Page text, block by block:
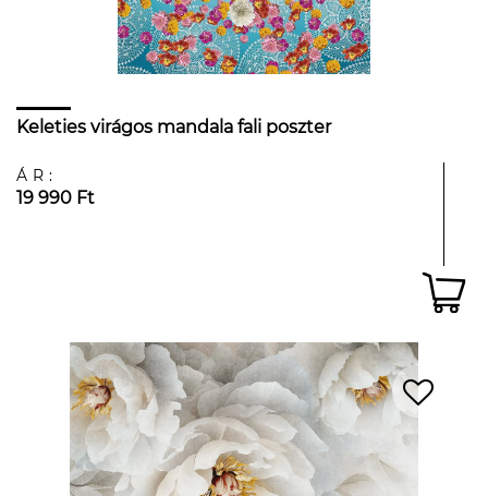
Keleties virágos mandala fali poszter
ÁR:
19 990 Ft